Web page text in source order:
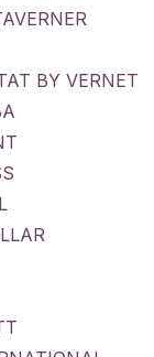
BY VERNET